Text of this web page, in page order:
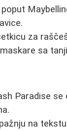
za
sa
Paradise
na